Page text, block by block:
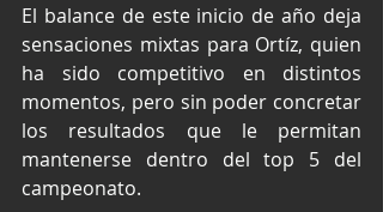
El balance de este inicio de año deja
sensaciones mixtas para Ortíz, quien
ha sido competitivo en distintos
momentos, pero sin poder concretar
los resultados que le permitan
mantenerse dentro del top 5 del
campeonato.